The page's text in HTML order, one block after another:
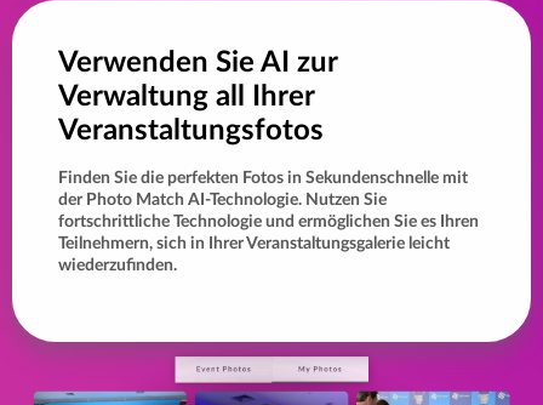
Verwenden Sie AI zur
Verwaltung all Ihrer
Veranstaltungsfotos
Finden Sie die perfekten Fotos in Sekundenschnelle mit
der Photo Match AI-Technologie. Nutzen Sie
fortschrittliche Technologie und ermöglichen Sie es Ihren
Teilnehmern, sich in Ihrer Veranstaltungsgalerie leicht
wiederzufinden.